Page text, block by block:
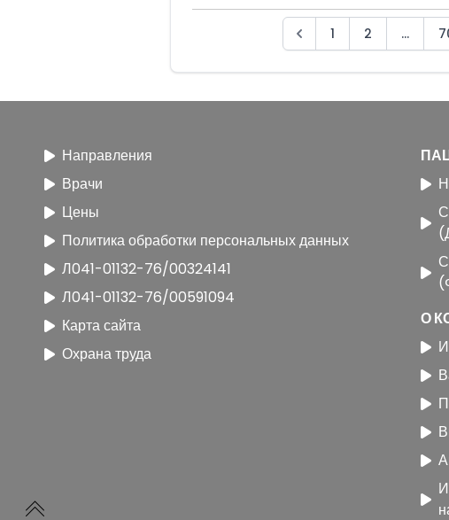
1 2 ...
Направления
Врачи
Цены
Политика обработки персональных данных
Л041-01132-76/00324141
Л041-01132-76/00591094
Карта сайта
Охрана труда
О